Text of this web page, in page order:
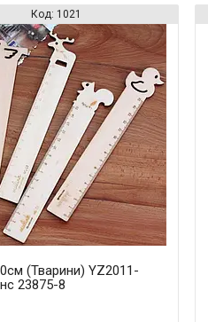
1021
(Тварини) YZ2011-
23875-8